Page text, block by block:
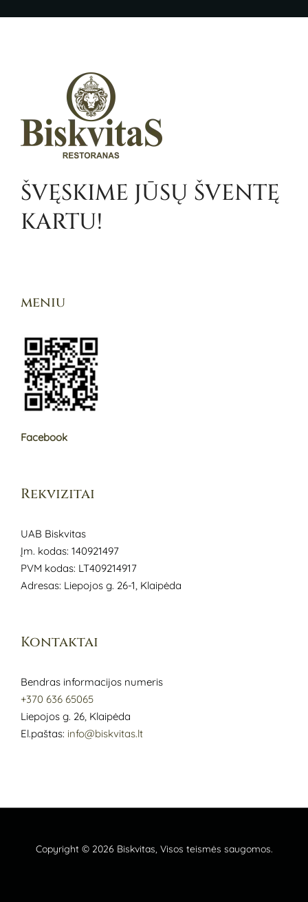
ŠVĘSKIME JŪSŲ ŠVENTĘ
KARTU!
meniu
Facebook
Rekvizitai
UAB Biskvitas
Įm. kodas: 140921497
PVM kodas: LT409214917
Adresas: Liepojos g. 26-1, Klaipėda
Kontaktai
Bendras informacijos numeris
+370 636 65065
Liepojos g. 26, Klaipėda
El.paštas: info@biskvitas.lt
Copyright © 2026 Biskvitas, Visos teismės saugomos.